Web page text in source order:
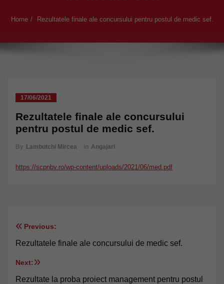
Home Rezultatele finale ale concursului pentru postul de medic sef.
17/06/2021
Rezultatele finale ale concursului
pentru postul de medic sef.
By Lambutchi Mircea in Angajari
https://scpnbv.ro/wp-content/uploads/2021/06/med.pdf
Navigare
articole
Previous:
Rezultatele finale ale concursului de medic sef.
Next:
Rezultate la proba proiect management pentru postul